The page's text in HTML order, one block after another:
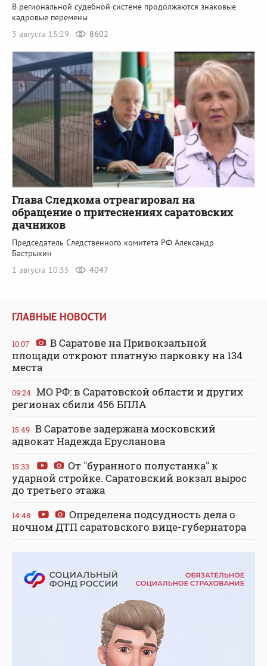
В региональной судебной системе продолжаются знаковые
кадровые перемены
3 августа 15:29
8602
Глава Следкома отреагировал на
обращение о притеснениях саратовских
дачников
Председатель Следственного комитета РФ Александр
Бастрыкин
1 августа 10:35
4047
ГЛАВНЫЕ НОВОСТИ
10:07
В Саратове на Привокзальной
площади откроют платную парковку на 134
места
09:24 МО РФ: в Саратовской области и других
регионах сбили 456 БПЛА
15:49 В Саратове задержана московский
адвокат Надежда Ерусланова
15:33
От "буранного полустанка" к
ударной стройке. Саратовский вокзал вырос
до третьего этажа
14:48
Определена подсудность дела о
ночном ДТП саратовского вице-губернатора